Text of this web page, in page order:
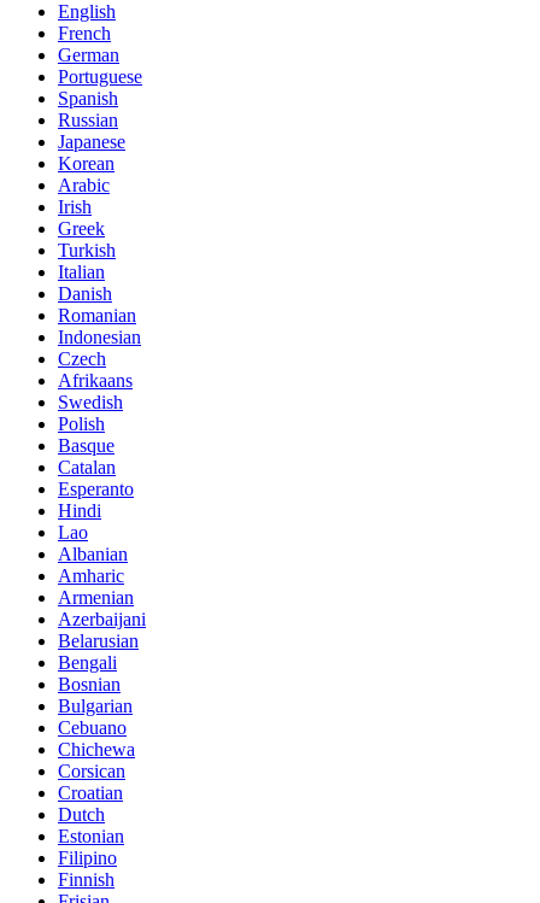
English
French
German
Portuguese
Spanish
Russian
Japanese
Korean
Arabic
Irish
Greek
Turkish
Italian
Danish
Romanian
Indonesian
Czech
Afrikaans
Swedish
Polish
Basque
Catalan
Esperanto
Hindi
Lao
Albanian
Amharic
Armenian
Azerbaijani
Belarusian
Bengali
Bosnian
Bulgarian
Cebuano
Chichewa
Corsican
Croatian
Dutch
Estonian
Filipino
Finnish